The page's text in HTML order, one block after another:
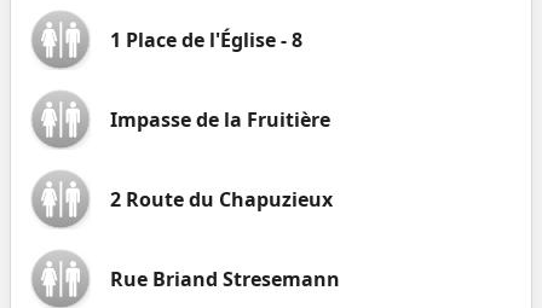
1 Place de l'Église - 8
Impasse de la Fruitière
2 Route du Chapuzieux
Rue Briand Stresemann